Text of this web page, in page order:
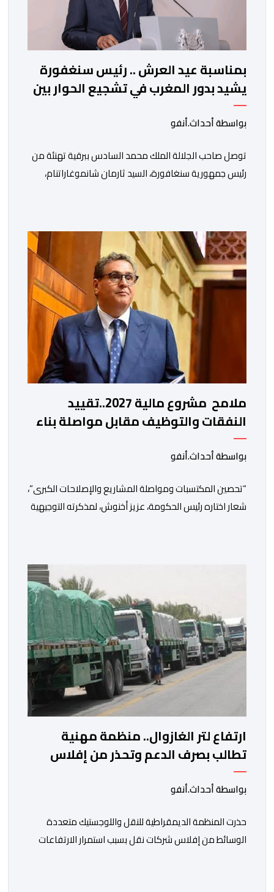
بمناسبة عيد العرش .. رئيس سنغفورة
يشيد بدور المغرب في تشجيع الحوار بين
الأديان
بواسطة أحداث.أنفو
توصل صاحب الجلالة الملك محمد السادس ببرقية تهنئة من
رئيس جمهورية سنغافورة، السيد ثارمان شانموغاراتنام،
هذه البرقية، باسم الشعب السنغافوري، عن أحر تهانئه
وأطيب متمنياته بموفور الصحة ومزيد من التوفيق لجلالة
الملك، وللشعب المغربي بمزيد من السلام والازدهار. وأشاد
الرئيس […]
ملامح مشروع مالية 2027..تقييد
النفقات والتوظيف مقابل مواصلة بناء
الدولة الاجتماعية والاستثمار
بواسطة أحداث.أنفو
“تحصين المكتسبات ومواصلة المشاريع والإصلاحات الكبرى”،
شعار اختاره رئيس الحكومة، عزيز أخنوش، لمذكرته التوجيهية
الحكومية. هذه الرسالة التأطيرية ارتكزت على 4 أولويات، كما
حملت ألحت على ضرورة عقلنة نفقات التسيير، بل وتقييد
التوظيف إلا في حالة الضرورة. […]
ارتفاع لتر الغازوال.. منظمة مهنية
تطالب بصرف الدعم وتحذر من إفلاس
شركات النقل
بواسطة أحداث.أنفو
حذرت المنظمة الديمقراطية للنقل واللوجستيك متعددة
الوسائط من إفلاس شركات نقل بسبب استمرار الارتفاعات